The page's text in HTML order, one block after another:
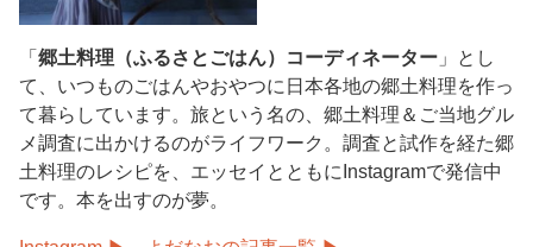
「 郷土料理（ふるさとごはん）コーディネーター 」とし
て、いつものごはんやおやつに日本各地の郷土料理を作っ
て暮らしています。旅という名の、郷土料理＆ご当地グル
メ調査に出かけるのがライフワーク。調査と試作を経た郷
土料理のレシピを、エッセイとともにInstagramで発信中
です。本を出すのが夢。